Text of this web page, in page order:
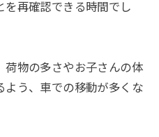
を再確認できる時間でし
荷物の多さやお子さんの体
よう、車での移動が多くな